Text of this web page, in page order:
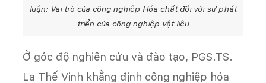
luận: Vai trò của công nghiệp Hóa chất đối với sự phát
triển của công nghiệp vật liệu
Ở góc độ nghiên cứu và đào tạo, PGS.TS.
La Thế Vinh khẳng định công nghiệp hóa